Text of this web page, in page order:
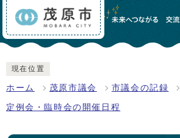
現在位置
ホーム 茂原市議会 市議会の記録
定例会・臨時会の開催日程